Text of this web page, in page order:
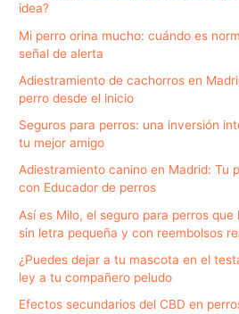
idea?
Mi perro orina mucho: cuándo es
señal de alerta
Adiestramiento de cachorros en
perro desde el inicio
Seguros para perros: una inversión
tu mejor amigo
Adiestramiento canino en Madrid: Tu
con Educador de perros
Así es Milo, el seguro para perros
sin letra pequeña y con reembolsos
¿Puedes dejar a tu mascota en el
ley a tu compañero peludo
Efectos secundarios del CBD en